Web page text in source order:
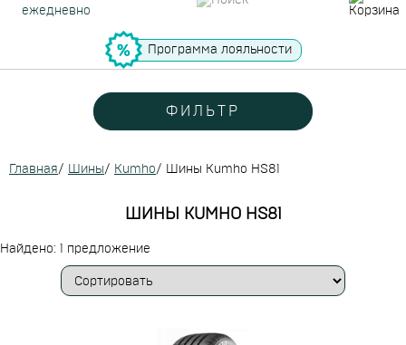
ежедневно
Программа лояльности
ФИЛЬТР
Главная/ Шины/ Kumho/ Шины Kumho HS81
ШИНЫ KUMHO HS81
Найдено: 1 предложение